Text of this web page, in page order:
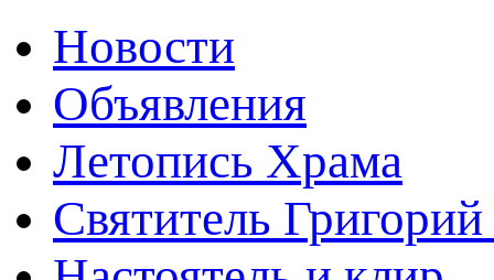
Новости
Объявления
Летопись Храма
Святитель